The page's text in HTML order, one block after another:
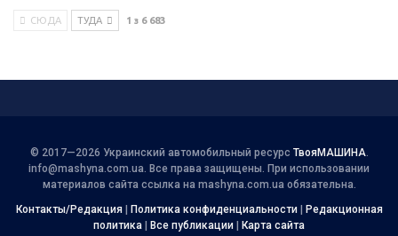
СЮДА ТУДА 1 з 6 683
© 2017—2026 Украинский автомобильный ресурс ТвояМАШИНА.
info@mashyna.com.ua. Все права защищены. При использовании
материалов сайта ссылка на mashyna.com.ua обязательна.
Контакты/Редакция| Политика конфиденциальности|
Редакционная
политика
Все публикации Карта сайта